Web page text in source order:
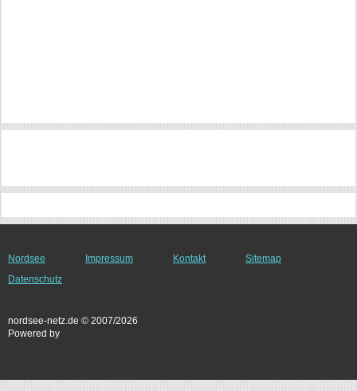
Nordsee Impressum Kontakt
Sitemap
Datenschutz
nordsee-netz.de © 2007/2026
Powered by